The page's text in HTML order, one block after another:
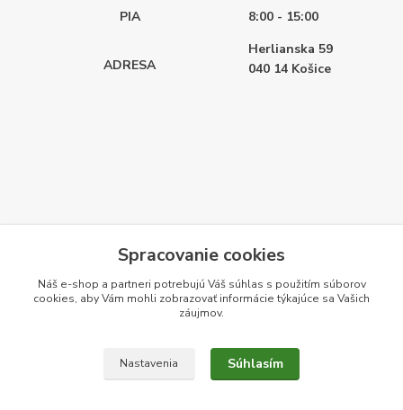
PIA
8:00 - 15:00
ADRESA
Herlianska 59
040 14 Košice
Spracovanie cookies
Náš e-shop a partneri potrebujú Váš súhlas s použitím súborov
cookies, aby Vám mohli zobrazovať informácie týkajúce sa Vašich
záujmov.
Nastavenia Súhlasím